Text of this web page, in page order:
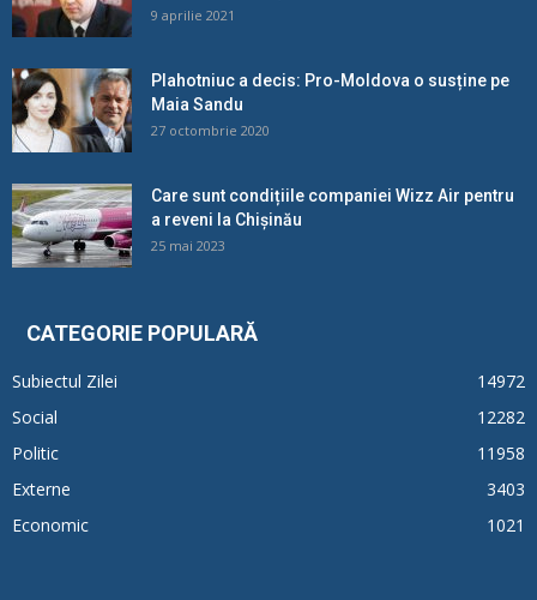
9 aprilie 2021
Plahotniuc a decis: Pro-Moldova o susține pe
Maia Sandu
27 octombrie 2020
Care sunt condițiile companiei Wizz Air pentru
a reveni la Chișinău
25 mai 2023
CATEGORIE POPULARĂ
Subiectul Zilei
14972
Social
12282
Politic
11958
Externe
3403
Economic
1021